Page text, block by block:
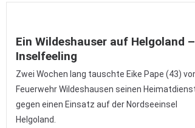
Ein Wildeshauser auf Helgoland –
Inselfeeling
Zwei Wochen lang tauschte Eike Pape (43)
Feuerwehr Wildeshausen seinen
gegen einen Einsatz auf der Nordseeinsel
Helgoland.